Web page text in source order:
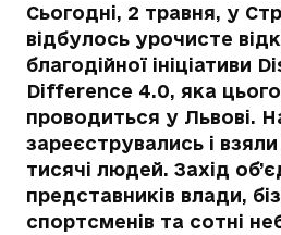
Сьогодні, 2 травня, у
відбулось урочисте
благодійної ініціативи
Difference 4.0, яка
проводиться у Львові.
зареєструвались і
тисячі людей. Захід
представників влади,
спортсменів та сотні